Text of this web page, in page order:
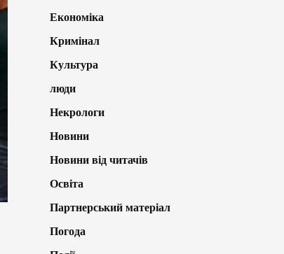
Економіка
Кримінал
Культура
люди
Некрологи
Новини
Новини від читачів
Освіта
Партнерський матеріал
Погода